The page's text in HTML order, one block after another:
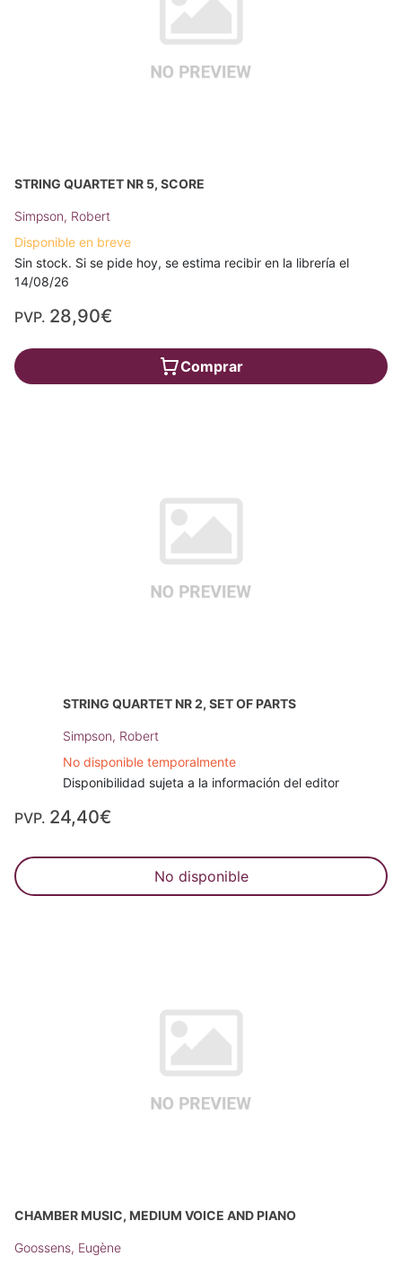
STRING QUARTET NR 5, SCORE
Simpson, Robert
Disponible en breve
Sin stock. Si se pide hoy, se estima recibir en la librería el
14/08/26
PVP. 28,90€
Comprar
STRING QUARTET NR 2, SET OF PARTS
Simpson, Robert
No disponible temporalmente
Disponibilidad sujeta a la información del editor
PVP. 24,40€
No disponible
CHAMBER MUSIC, MEDIUM VOICE AND PIANO
Goossens, Eugène